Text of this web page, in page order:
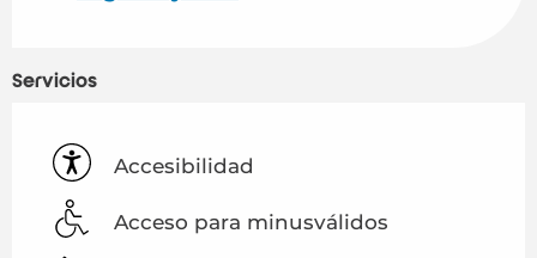
Servicios
Accesibilidad
Acceso para minusválidos